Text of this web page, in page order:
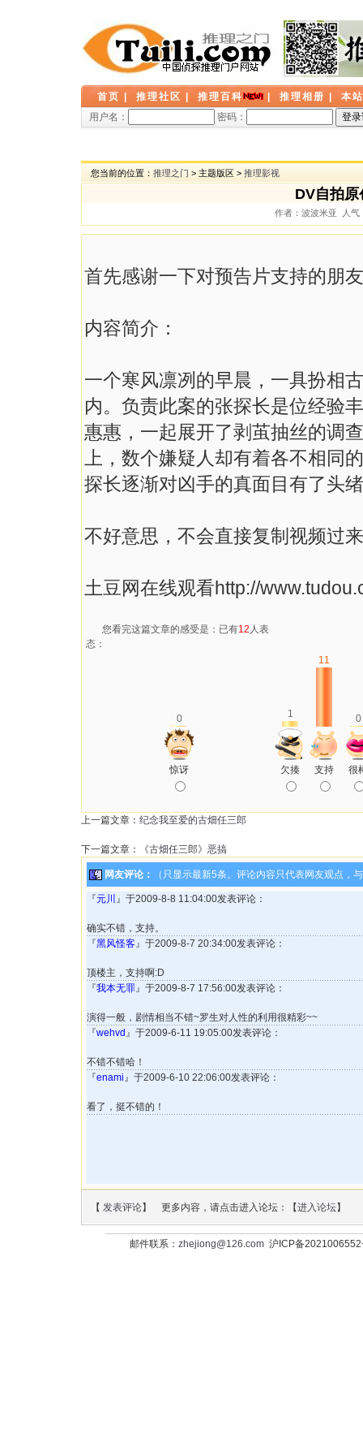
首页 推理社区 推理百科 推理相册
本
用户名：
密码：
您当前的位置： 推理之门 > 主题版区 > 推理影视
DV自拍
作者：波波米亚 人气
首先感谢一下对预告片支持的朋
内容简介：
一个寒风凛冽的早晨，一具扮相
内。负责此案的张探长是位经验
惠惠，一起展开了剥茧抽丝的调
上，数个嫌疑人却有着各不相同
探长逐渐对凶手的真面目有了头
不好意思，不会直接复制视频过
土豆网在线观看http://
您看完这篇文章的感受是：已有12 人表
态：
0 1
11
0
惊讶 欠揍 支持 很
上一篇文章： 纪念我至爱的古畑任三郎
下一篇文章： 《古畑任三郎》恶搞
网友评论： （只显示最新5条。评论内容只代表网友观点，
『元川 』于2009-8-8 11:04:00发表评论：
确实不错，支持。
『黑风怪客』于2009-8-7 20:34:00发表评论：
顶楼主，支持啊:D
『我本无罪』于2009-8-7 17:56:00发表评论：
演得一般，剧情相当不错~罗生对人性的利用很精彩~~
『wehvd 』于2009-6-11 19:05:00发表评论：
不错不错哈！
『enami』于2009-6-10 22:06:00发表评论：
看了，挺不错的！
【 发表评论】 更多内容，请点击进入论坛：【进入论坛】
邮件联系： zhejiong@126.com沪ICP备